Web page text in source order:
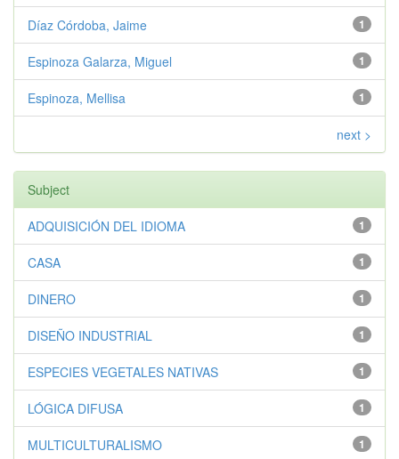
1
Díaz Córdoba, Jaime
1
Espinoza Galarza, Miguel
1
Espinoza, Mellisa
next >
Subject
1
ADQUISICIÓN DEL IDIOMA
1
CASA
1
DINERO
1
DISEÑO INDUSTRIAL
1
ESPECIES VEGETALES NATIVAS
1
LÓGICA DIFUSA
1
MULTICULTURALISMO